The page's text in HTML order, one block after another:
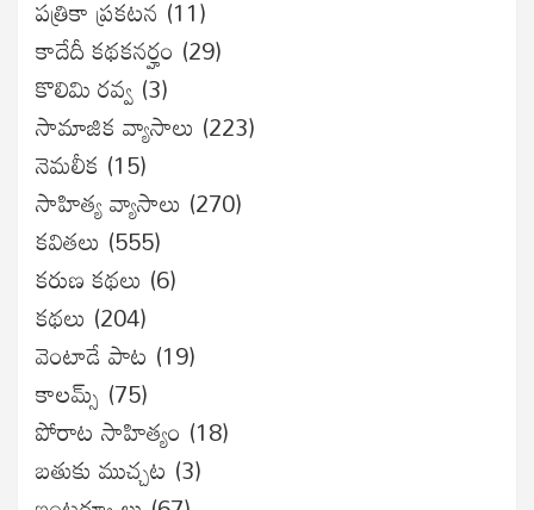
పత్రికా ప్రకటన (11)
కాదేదీ కథకనర్హం (29)
కొలిమి రవ్వ (3)
సామాజిక వ్యాసాలు (223)
నెమలీక (15)
సాహిత్య వ్యాసాలు (270)
కవితలు (555)
కరుణ కథలు (6)
కథలు (204)
వెంటాడే పాట (19)
కాలమ్స్ (75)
పోరాట సాహిత్యం (18)
బతుకు ముచ్చట (3)